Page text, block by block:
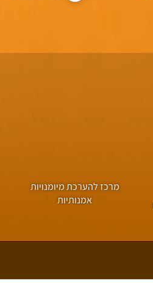
מרכז להערכת מיומנויות
אמנותיות